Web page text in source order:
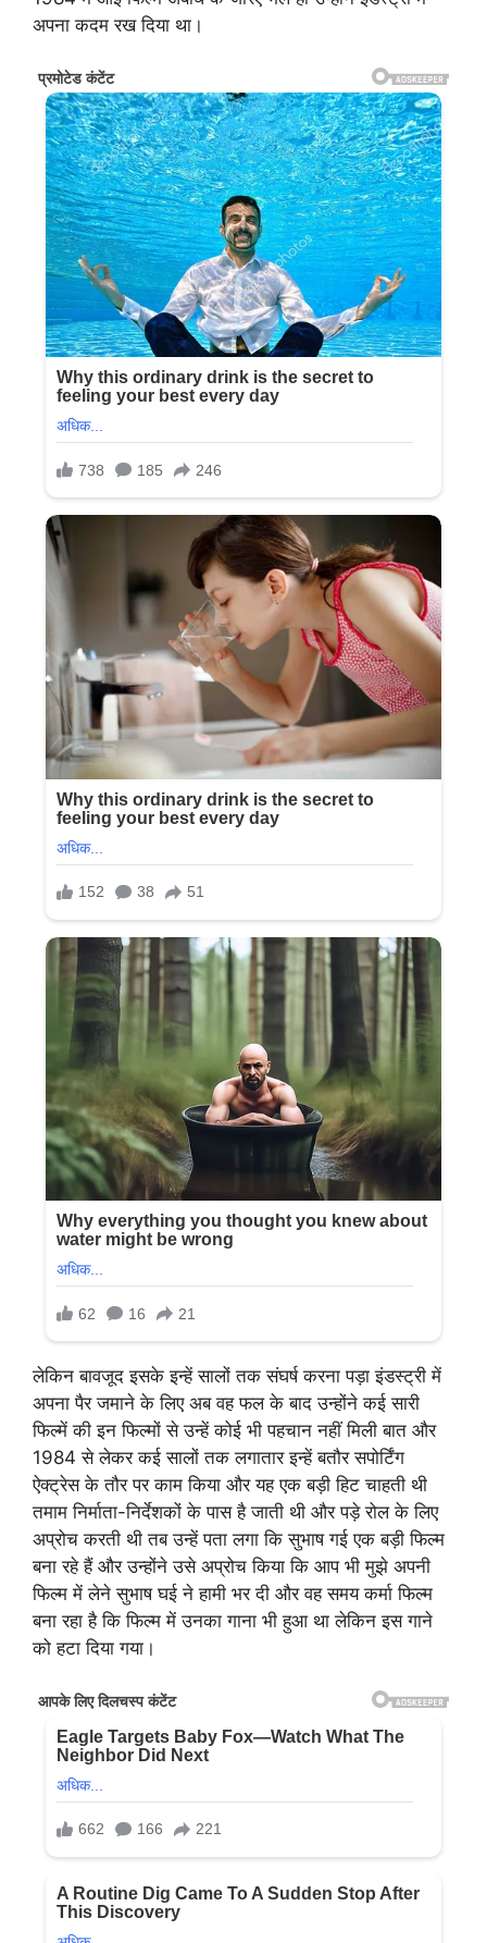
अपना कदम रख दिया था।
लेकिन बावजूद इसके इन्हें सालों तक संघर्ष करना पड़ा इंडस्ट्री में
अपना पैर जमाने के लिए अब वह फल के बाद उन्होंने कई सारी
फिल्में की इन फिल्मों से उन्हें कोई भी पहचान नहीं मिली बात और
1984 से लेकर कई सालों तक लगातार इन्हें बतौर सपोर्टिंग
ऐक्ट्रेस के तौर पर काम किया और यह एक बड़ी हिट चाहती थी
तमाम निर्माता-निर्देशकों के पास है जाती थी और पड़े रोल के लिए
अप्रोच करती थी तब उन्हें पता लगा कि सुभाष गई एक बड़ी फिल्म
बना रहे हैं और उन्होंने उसे अप्रोच किया कि आप भी मुझे अपनी
फिल्म में लेने सुभाष घई ने हामी भर दी और वह समय कर्मा फिल्म
बना रहा है कि फिल्म में उनका गाना भी हुआ था लेकिन इस गाने
को हटा दिया गया।